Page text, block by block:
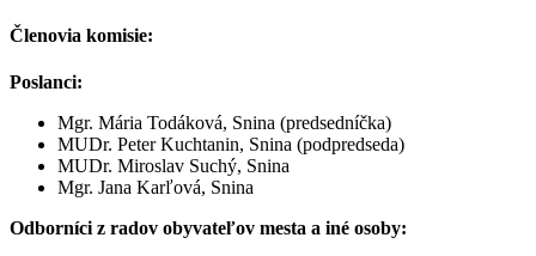
Členovia komisie:
Poslanci:
Mgr. Mária Todáková, Snina (predsedníčka)
MUDr. Peter Kuchtanin, Snina (podpredseda)
MUDr. Miroslav Suchý, Snina
Mgr. Jana Karľová, Snina
Odborníci z radov obyvateľov mesta a iné osoby: